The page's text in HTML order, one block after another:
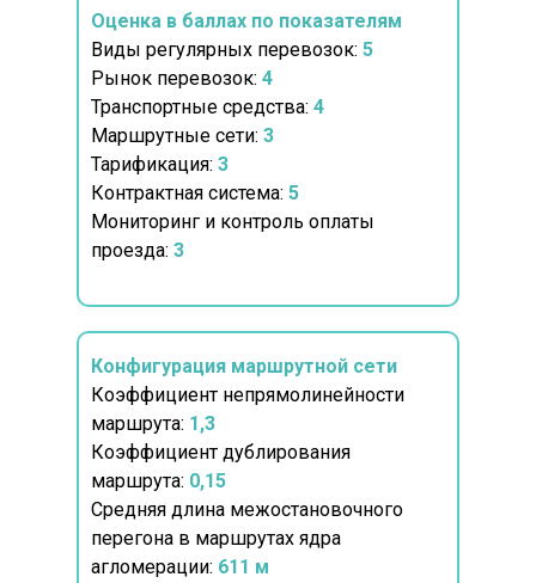
Оценка в баллах по показателям
Виды регулярных перевозок: 5
Рынок перевозок: 4
Транспортные средства: 4
Маршрутные сети: 3
Тарификация: 3
Контрактная система: 5
Мониторинг и контроль оплаты
проезда: 3
Конфигурация маршрутной сети
Коэффициент непрямолинейности
маршрута: 1,3
Коэффициент дублирования
маршрута: 0,15
Средняя длина межостановочного
перегона в маршрутах ядра
агломерации: 611 м